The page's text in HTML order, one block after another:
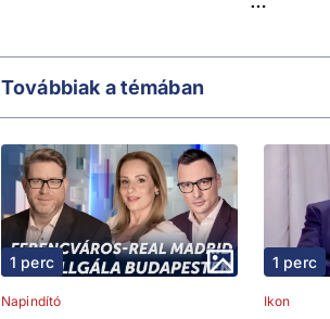
Továbbiak a témában
1 perc
Napindító
1 perc
Ikon